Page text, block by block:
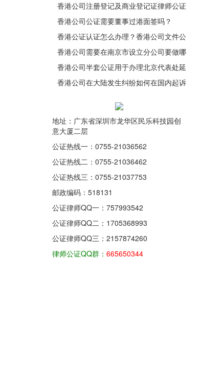
呢？
香港公司注册登记及商业登记证律师公证
两个步骤轻松搞定
香港公司公证需要董事过港面签吗？
香港公证认证怎么办理？香港公司文件公
证有什么注意事项？
香港公司需要在南京市设立分公司要做哪
些资料的公证？
香港公司半套公证用于办理北京代表处延
期
香港公司在大陆发生纠纷如何在国内起诉
地址：广东省深圳市龙华区民乐科技园创
意大厦二层
公证热线一：0755-21036562
公证热线二：0755-21036462
公证热线三：0755-21037753
邮政编码：518131
公证律师QQ一： 757993542
公证律师QQ二： 1705368993
公证律师QQ三： 2157874260
律师公证QQ群： 665650344